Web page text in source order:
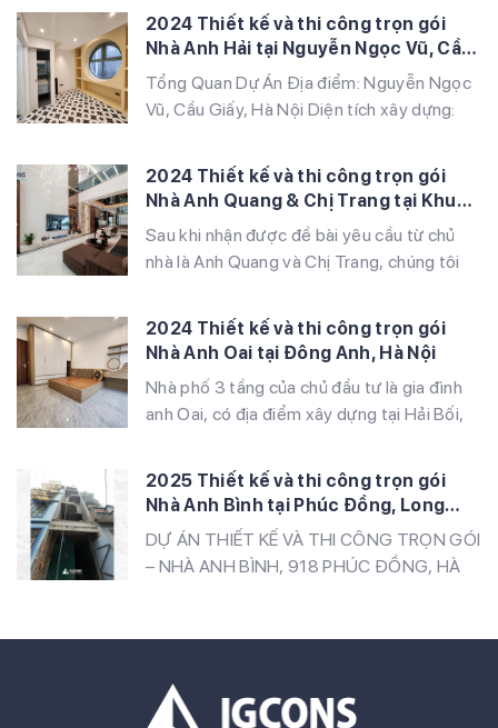
nghi, bền vững. Dự án nhà anh Minh tại Tứ
Liên, Tây Hồ là một minh chứng tiêu biểu
cho sự kết hợp hài hòa giữa nét […]
2024 Thiết kế và thi công trọn gói
Nhà Anh Hải tại Nguyễn Ngọc Vũ, Cầu
Giấy, Hà Nội
Tổng Quan Dự Án Địa điểm: Nguyễn Ngọc
Vũ, Cầu Giấy, Hà Nội Diện tích xây dựng:
cách thiết kế: Tối giản và hiện đại Vật liệu
chính: Sàn vân gỗ, kính cường lực Thời gian
thi công: 5 tháng Ngôi nhà của anh Hải
được […]
2024 Thiết kế và thi công trọn gói
Nhà Anh Quang & Chị Trang tại Khu
Đô Thị Louis Hoàng Mai, Hà Nội
Sau khi nhận được đề bài yêu cầu từ chủ
nhà là Anh Quang và Chị Trang, chúng tôi
bản thiết kế hoàn chỉnh đến tay Chủ đầu tư.
Sau khi được duyệt, chúng tôi đã làm việc
với Ban quản lý Khu đô thị để […]
2024 Thiết kế và thi công trọn gói
Nhà Anh Oai tại Đông Anh, Hà Nội
Nhà phố 3 tầng của chủ đầu tư là gia đình
anh Oai, có địa điểm xây dựng tại Hải Bối,
dựng với thiết kế bao gồm: Tầng 1: Gara +
Phòng khách + Bếp Tầng 2: 2 Phòng ngủ +
1 WC Tầng 3: 1 Phòng […]
2025 Thiết kế và thi công trọn gói
Nhà Anh Bình tại Phúc Đồng, Long
Biên, Hà Nội
DỰ ÁN THIẾT KẾ VÀ THI CÔNG TRỌN GÓI
– NHÀ ANH BÌNH, 918 PHÚC ĐỒNG, HÀ
kế và thi công trọn gói cho gia đình anh
được […]